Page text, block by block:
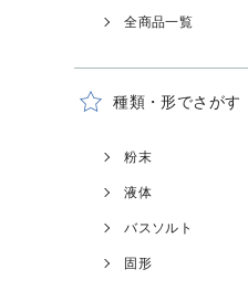
全商品一覧
種類・形でさがす
粉末
液体
バスソルト
固形